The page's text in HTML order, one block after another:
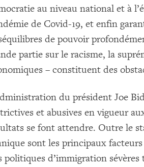
au niveau national et à
de Covid-19, et enfin
de pouvoir
partie sur le racisme, la
– constituent des
du président Joe
et abusives en vigueur
se font attendre. Outre le
sont les principaux
politiques d’immigration